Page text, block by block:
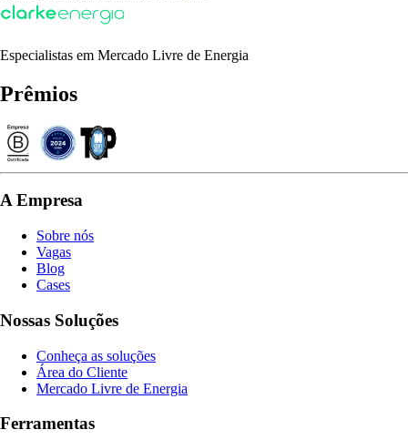
Especialistas em Mercado Livre de Energia
Prêmios
A Empresa
Sobre nós
Vagas
Blog
Cases
Nossas Soluções
Conheça as soluções
Área do Cliente
Mercado Livre de Energia
Ferramentas